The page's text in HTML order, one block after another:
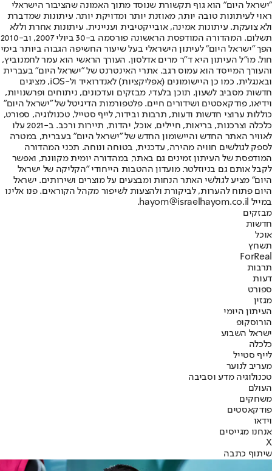
"ישראל היום" הוא גוף תקשורת שנוסד מתוך האמונה שהציבור הישראלי
ראוי לעיתונות טובה יותר, מאוזנת יותר ומדויקת יותר. עיתונות שמדברת
ולא צועקת. עיתונות אמינה, אובייקטיבית ועניינית. עיתונות אחרת וללא
תשלום. המהדורה המודפסת הראשונה פורסמה ב-30 ביולי 2007, וב-2010
הפך "ישראל היום" לעיתון הישראלי בעל שיעור החשיפה הגבוה ביותר בימי
חול. מו"ל העיתון היא ד"ר מרים אדלסון. העורך הראשי הוא עמר לחמנוביץ,
והעורך המייסד הוא עמוס רגב. אתרי האינטרנט של "ישראל היום" בעברית
ובאנגלית, כמו כן היישומונים (אפליקציות) לאנדרואיד ול-iOS, מציגים
חדשות מסביב לשעון, תוכן בלעדי, מבזקים ועדכונים, ניתוחים ופרשנויות,
וידיאו, פודקאסטים ושידורים חיים. פלטפורמות הדיגיטל של "ישראל היום"
כוללות ערוצי חדשות ודעות, תרבות ובידור, לייף סטייל, טכנולוגיה, ספורט,
כלכלה וצרכנות, בריאות, חיילים, אוכל, יהדות, תיירות ורכב. ב-2021 עלו
לאוויר האתר החדש והיישומון החדש של "ישראל היום" בעברית, במטרה
לספק לגולשים חוויה מהירה, עדכנית, בטוחה ונוחה. תכני המהדורה
המודפסת של העיתון זמינים גם באתר, במהדורה יומית מקוונת, ואפשר
לקבל אותם גם בניוזלטר. מועדון ההטבות הייחודי "הקליקה של ישראל
היום" מציע לגולשי האתר הנחות ומבצעים על מוצרים ושירותים. ישראל
היום פתוח להערות, לביקורת ולהצעות לשיפור מקהל הקוראים. פנו אלינו
במייל hayom@israelhayom.co.il.
מבזקים
חדשות
אוכל
תשחץ
ForReal
תרבות
דעות
ספורט
מגזין
העיתון היומי
הורוסקופ
ישראל השבוע
כלכלה
לייף סטייל
מעריב לנוער
טכנולוגיה מדע וסביבה
העולם
משחקים
פודקאסטים
וידאו
אנחנו מגייסים
X
שיתוף כתבה